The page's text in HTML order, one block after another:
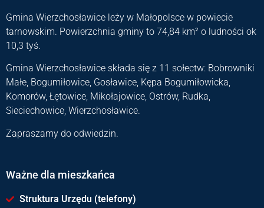
Gmina Wierzchosławice leży w Małopolsce w powiecie
tarnowskim. Powierzchnia gminy to 74,84 km² o ludności ok
10,3 tyś.
Gmina Wierzchosławice składa się z 11 sołectw: Bobrowniki
Małe, Bogumiłowice, Gosławice, Kępa Bogumiłowicka,
Komorów, Łętowice, Mikołajowice, Ostrów, Rudka,
Sieciechowice, Wierzchosławice.
Zapraszamy do odwiedzin.
Ważne dla mieszkańca
Struktura Urzędu (telefony)